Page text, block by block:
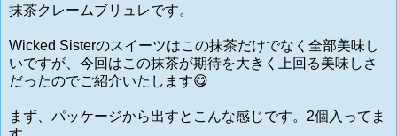
抹茶クレームブリュレです。
Wicked Sisterのスイーツはこの抹茶だけでなく全部美味し
いですが、今回はこの抹茶が期待を大きく上回る美味しさ
だったのでご紹介いたします😋
まず、パッケージから出すとこんな感じです。2個入ってま